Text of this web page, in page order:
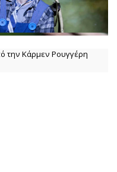
την Κάρμεν Ρουγγέρη